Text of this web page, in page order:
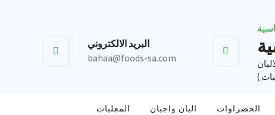
)
البريد الالكتروني
bahaa@foods-sa.com
الخضراوات البان واجبان المعلبات